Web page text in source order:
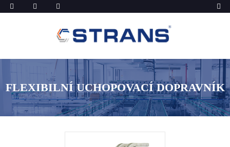
FLEXIBILNÍ UCHOPOVACÍ DOPRAVNÍK